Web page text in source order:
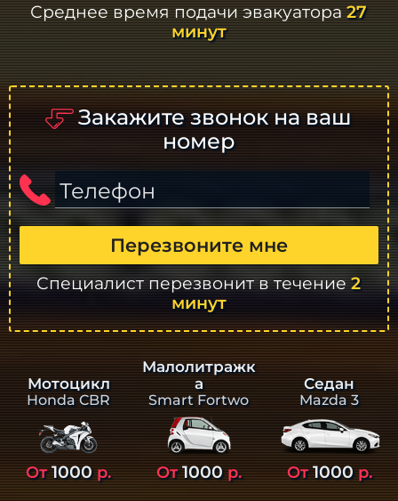
Среднее время подачи эвакуатора27
минут
Закажите звонок на ваш
номер
Телефон
Перезвоните мне
Специалист перезвонит в течение2
минут
Мотоцикл
Honda CBR
От1000р.
Малолитражк
а
Smart Fortwo
От1000р.
Седан
Mazda 3
От1000р.